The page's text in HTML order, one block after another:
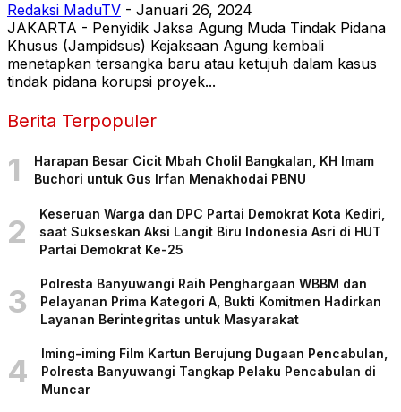
Redaksi MaduTV - Januari 26, 2024
JAKARTA - Penyidik Jaksa Agung Muda Tindak Pidana
Khusus (Jampidsus) Kejaksaan Agung kembali
menetapkan tersangka baru atau ketujuh dalam kasus
tindak pidana korupsi proyek...
Berita Terpopuler
1
Harapan Besar Cicit Mbah Cholil Bangkalan, KH Imam
Buchori untuk Gus Irfan Menakhodai PBNU
2
Keseruan Warga dan DPC Partai Demokrat Kota Kediri,
saat Sukseskan Aksi Langit Biru Indonesia Asri di HUT
Partai Demokrat Ke-25
3
Polresta Banyuwangi Raih Penghargaan WBBM dan
Pelayanan Prima Kategori A, Bukti Komitmen Hadirkan
Layanan Berintegritas untuk Masyarakat
4
Iming-iming Film Kartun Berujung Dugaan Pencabulan,
Polresta Banyuwangi Tangkap Pelaku Pencabulan di
Muncar